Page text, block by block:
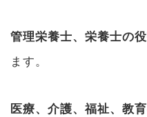
管理栄養士、栄養士の役
ます。
医療、介護、福祉、教